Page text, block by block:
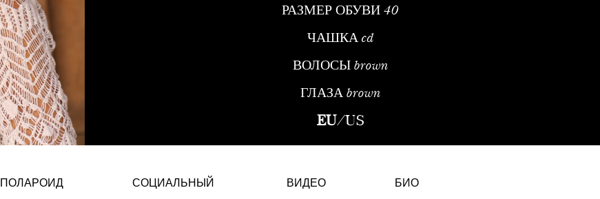
РАЗМЕР ОБУВИ 40
ЧАШКА cd
ВОЛОСЫ brown
ГЛАЗА brown
EU/US
Кристина Чернычова Каланцис – Швейцарская МодельКристина Чернычова Каланцис —
ПОЛАРОИД СОЦИАЛЬНЫЙ ВИДЕО БИО